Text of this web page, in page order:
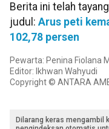
Berita ini telah
judul: Arus peti
102,78 persen
Pewarta: Penina Fiolana
Editor: Ikhwan Wahyudi
Copyright © ANTARA
Dilarang keras mengambil